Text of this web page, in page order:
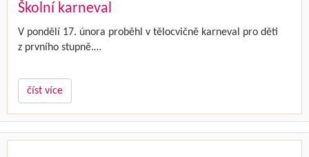
Školní karneval
V pondělí 17. února proběhl v tělocvičně karneval pro děti
z prvního stupně.…
číst více